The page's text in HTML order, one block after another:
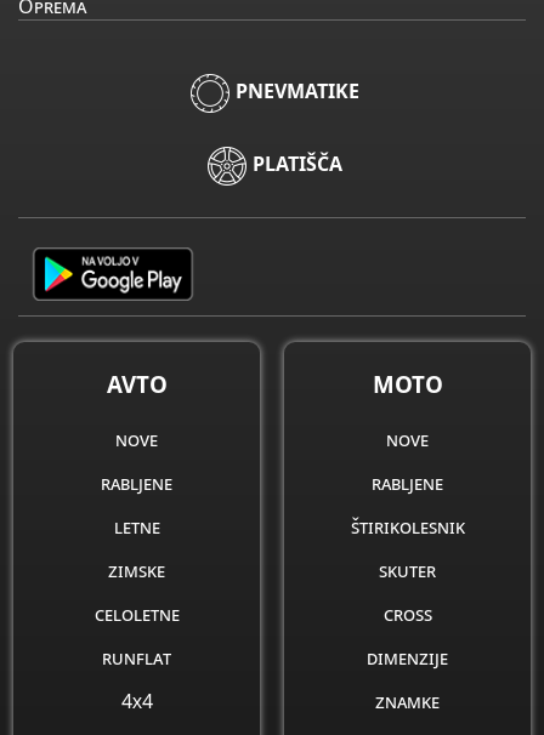
Oprema
PNEVMATIKE
PLATIŠČA
AVTO
nove
rabljene
letne
zimske
celoletne
runflat
4x4
MOTO
nove
rabljene
štirikolesnik
skuter
cross
dimenzije
znamke